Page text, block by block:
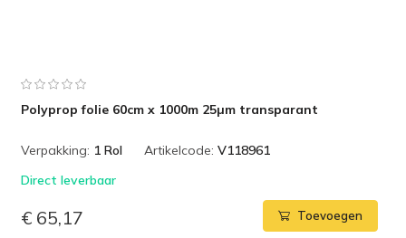
Polyprop folie 60cm x 1000m 25µm transparant
Verpakking: 1 Rol Artikelcode: V118961
Direct leverbaar
€ 65,17 Toevoegen